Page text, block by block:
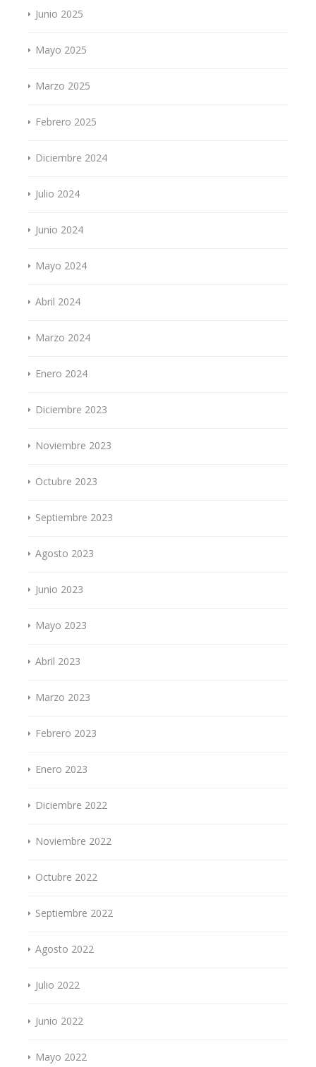
Junio 2025
Mayo 2025
Marzo 2025
Febrero 2025
Diciembre 2024
Julio 2024
Junio 2024
Mayo 2024
Abril 2024
Marzo 2024
Enero 2024
Diciembre 2023
Noviembre 2023
Octubre 2023
Septiembre 2023
Agosto 2023
Junio 2023
Mayo 2023
Abril 2023
Marzo 2023
Febrero 2023
Enero 2023
Diciembre 2022
Noviembre 2022
Octubre 2022
Septiembre 2022
Agosto 2022
Julio 2022
Junio 2022
Mayo 2022